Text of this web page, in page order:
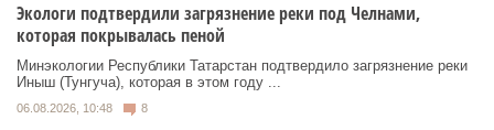
Экологи подтвердили загрязнение реки под Челнами,
которая покрывалась пеной
Минэкологии Республики Татарстан подтвердило загрязнение реки
Иныш (Тунгуча), которая в этом году ...
06.08.2026, 10:48 8